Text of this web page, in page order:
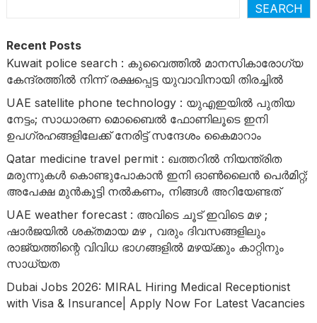
SEARCH
Recent Posts
Kuwait police search : കുവൈത്തിൽ മാനസികാരോഗ്യ
കേന്ദ്രത്തിൽ നിന്ന് രക്ഷപ്പെട്ട യുവാവിനായി തിരച്ചിൽ
UAE satellite phone technology : യുഎഇയിൽ പുതിയ
നേട്ടം; സാധാരണ മൊബൈൽ ഫോണിലൂടെ ഇനി
ഉപഗ്രഹങ്ങളിലേക്ക് നേരിട്ട് സന്ദേശം കൈമാറാം
Qatar medicine travel permit : ഖത്തറിൽ നിയന്ത്രിത
മരുന്നുകൾ കൊണ്ടുപോകാൻ ഇനി ഓൺലൈൻ പെർമിറ്റ്;
അപേക്ഷ മുൻകൂട്ടി നൽകണം, നിങ്ങൾ അറിയേണ്ടത്
UAE weather forecast : അവിടെ ചൂട് ഇവിടെ മഴ ;
ഷാർജയിൽ ശക്തമായ മഴ , വരും ദിവസങ്ങളിലും
രാജ്യത്തിന്റെ വിവിധ ഭാഗങ്ങളിൽ മഴയ്ക്കും കാറ്റിനും
സാധ്യത
Dubai Jobs 2026: MIRAL Hiring Medical Receptionist
with Visa & Insurance| Apply Now For Latest Vacancies